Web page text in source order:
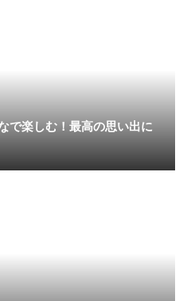
で楽しむ！最高の思い出に